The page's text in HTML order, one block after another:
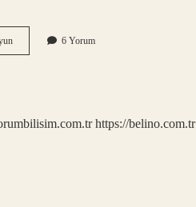
Dişi
Kuzu
6 Yorum
https://belino.com.tr